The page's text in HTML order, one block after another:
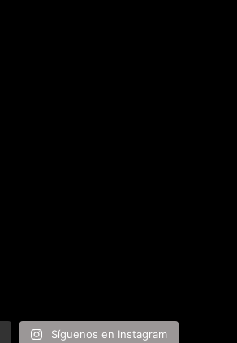
Síguenos en Instagram